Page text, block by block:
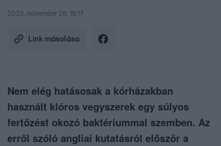
2023. november 26. 18:17
Link másolása
Nem elég hatásosak a kórházakban
használt klóros vegyszerek egy súlyos
fertőzést okozó baktériummal szemben. Az
erről szóló angliai kutatásról először a